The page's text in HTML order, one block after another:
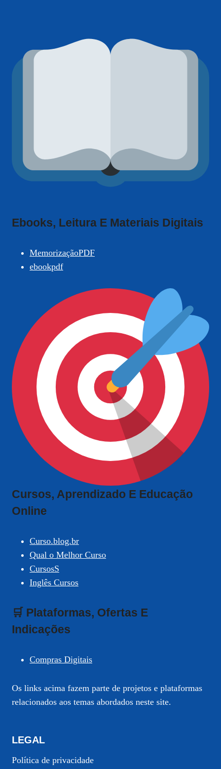
Ebooks, Leitura E Materiais Digitais
MemorizaçãoPDF
ebookpdf
Cursos, Aprendizado E Educação
Online
Curso.blog.br
Qual o Melhor Curso
CursosS
Inglês Cursos
🛒 Plataformas, Ofertas E
Indicações
Compras Digitais
Os links acima fazem parte de projetos e plataformas
relacionados aos temas abordados neste site.
LEGAL
Política de privacidade